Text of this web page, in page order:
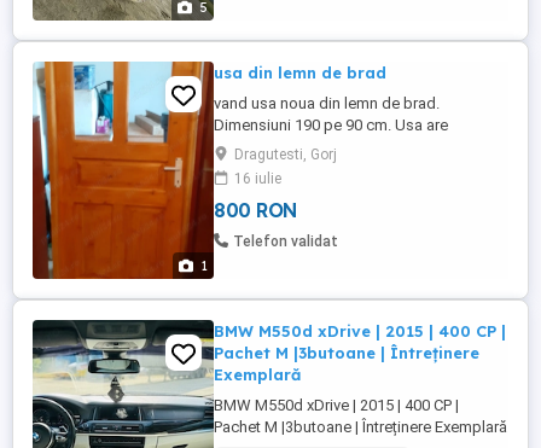
5
1
usa din lemn de brad
vand usa noua din lemn de brad.
Dimensiuni 190 pe 90 cm. Usa are
balamale dragute, broasca si cheie
simpla, vopsea stejar deschis. pret 800 de
lei negociabil.
Dragutesti, Gorj
16 iulie
800 RON
Telefon validat
BMW M550d xDrive | 2015 | 400 CP |
Pachet M |3butoane | Întreținere
Exemplară
BMW M550d xDrive | 2015 | 400 CP |
Pachet M |3butoane | Întreținere Exemplară